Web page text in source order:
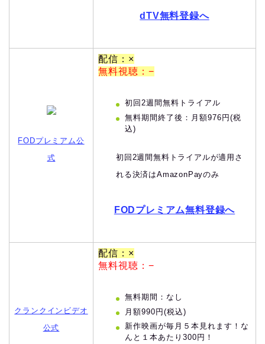
dTV無料登録へ
FODプレミアム公
式
配信：×
無料視聴：−
初回2週間無料トライアル
無料期間終了後：月額976円(税
込)
初回2週間無料トライアルが適用さ
れる決済はAmazonPayのみ
FODプレミアム無料登録へ
クランクインビデオ
公式
配信：×
無料視聴：−
無料期間：なし
月額990円(税込)
新作映画が毎月５本見れます！な
んと１本あたり300円！